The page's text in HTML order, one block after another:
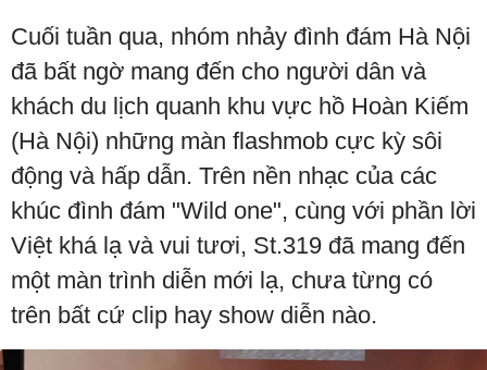
Cuối tuần qua, nhóm nhảy đình đám Hà Nội
đã bất ngờ mang đến cho người dân và
khách du lịch quanh khu vực hồ Hoàn Kiếm
(Hà Nội) những màn flashmob cực kỳ sôi
động và hấp dẫn. Trên nền nhạc của các
khúc đình đám "Wild one", cùng với phần lời
Việt khá lạ và vui tươi, St.319 đã mang đến
một màn trình diễn mới lạ, chưa từng có
trên bất cứ clip hay show diễn nào.